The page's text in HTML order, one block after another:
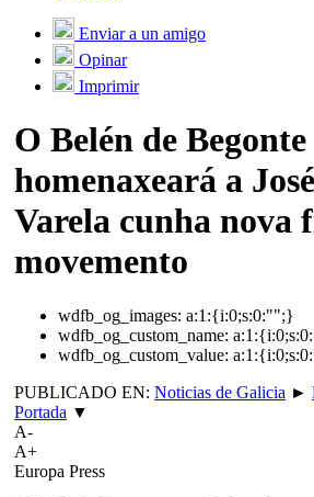
Enviar a un amigo
Opinar
Imprimir
O Belén de Begonte
homenaxeará a
Varela cunha nova
movemento
wdfb_og_images: a:1:{i:0;s:0:"";}
wdfb_og_custom_name:
wdfb_og_custom_value:
PUBLICADO EN: Noticias de Galicia ►
Portada ▼
A-
A+
Europa Press